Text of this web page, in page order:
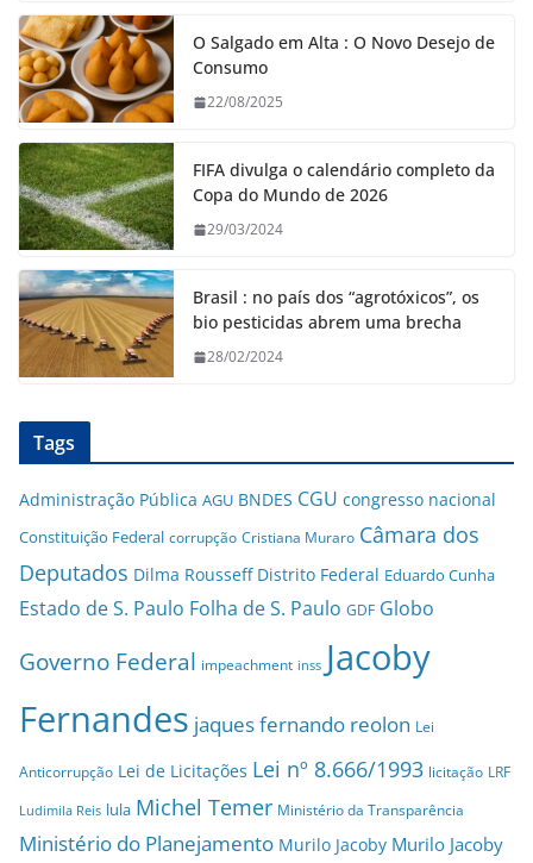
O Salgado em Alta : O Novo Desejo de
Consumo
22/08/2025
FIFA divulga o calendário completo da
Copa do Mundo de 2026
29/03/2024
Brasil : no país dos “agrotóxicos”, os
bio pesticidas abrem uma brecha
28/02/2024
Tags
Administração Pública AGU BNDES CGU congresso nacional
Constituição Federal corrupção Cristiana Muraro Câmara dos
Deputados Dilma Rousseff Distrito Federal Eduardo Cunha
Estado de S. Paulo Folha de S. Paulo GDF Globo
Governo Federal impeachment inss Jacoby
Fernandes jaques fernando reolon Lei
Anticorrupção Lei de Licitações Lei nº 8.666/1993 licitação LRF
Ludimila Reis lula Michel Temer Ministério da Transparência
Ministério do Planejamento Murilo Jacoby Murilo Jacoby